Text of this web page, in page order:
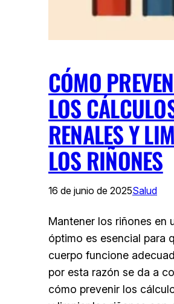
CÓMO
LOS
RENALES Y
LOS RIÑONES
16 de junio de 2025Salud
Mantener los riñones en
óptimo es esencial para
cuerpo funcione
por esta razón se da a
cómo prevenir los